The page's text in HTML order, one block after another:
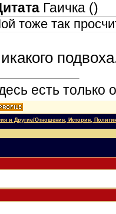
Гаичка ()
тоже так
есть только
и Другие/Отношения, История,